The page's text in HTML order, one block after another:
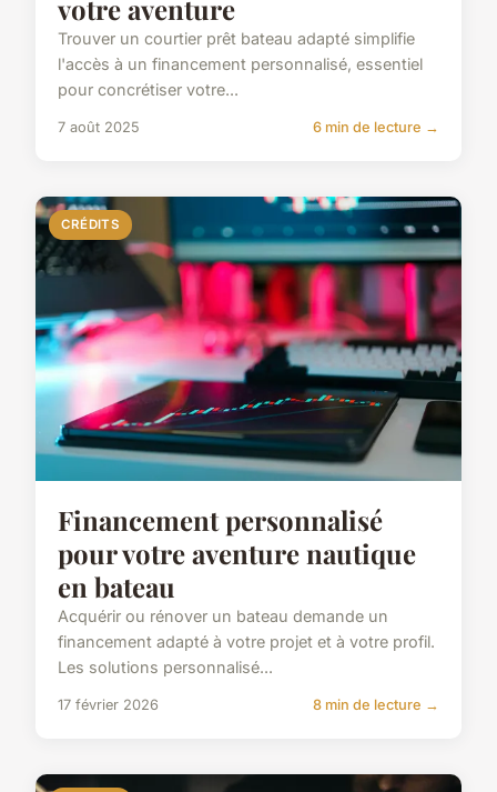
votre aventure
Trouver un courtier prêt bateau adapté simplifie
l'accès à un financement personnalisé, essentiel
pour concrétiser votre...
7 août 2025 6 min de lecture →
CRÉDITS
Financement personnalisé
pour votre aventure nautique
en bateau
Acquérir ou rénover un bateau demande un
financement adapté à votre projet et à votre profil.
Les solutions personnalisé...
17 février 2026 8 min de lecture →